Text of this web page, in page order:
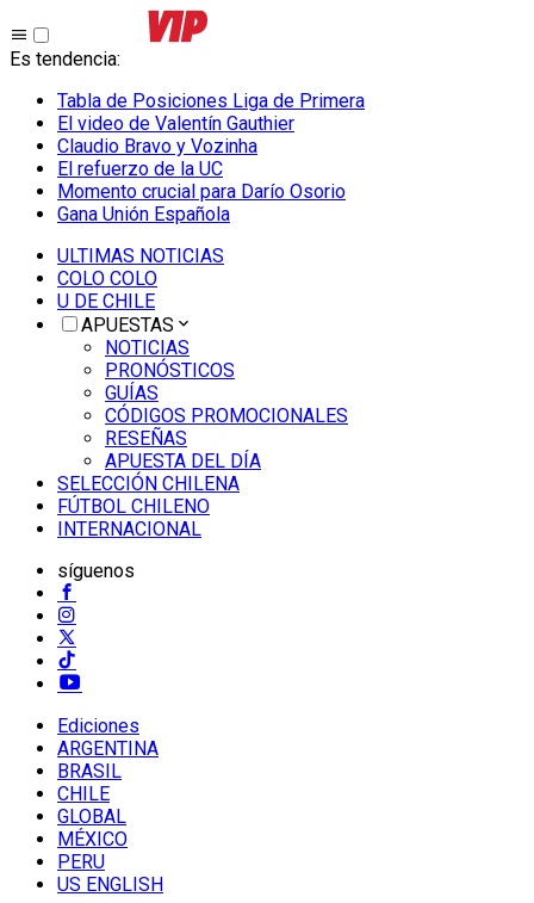
Es tendencia:
Tabla de Posiciones Liga de Primera
El video de Valentín Gauthier
Claudio Bravo y Vozinha
El refuerzo de la UC
Momento crucial para Darío Osorio
Gana Unión Española
ULTIMAS NOTICIAS
COLO COLO
U DE CHILE
APUESTAS
NOTICIAS
PRONÓSTICOS
GUÍAS
CÓDIGOS PROMOCIONALES
RESEÑAS
APUESTA DEL DÍA
SELECCIÓN CHILENA
FÚTBOL CHILENO
INTERNACIONAL
síguenos
Ediciones
ARGENTINA
BRASIL
CHILE
GLOBAL
MÉXICO
PERU
US ENGLISH